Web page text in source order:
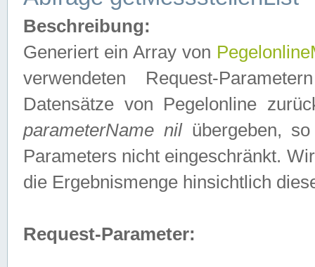
Beschreibung:
Generiert ein Array von
verwendeten Request-
Datensätze von Pegelonline
parameterName nilübergeben, so
Parameters nicht eingeschränkt.
die Ergebnismenge hinsichtlich
Request-Parameter: